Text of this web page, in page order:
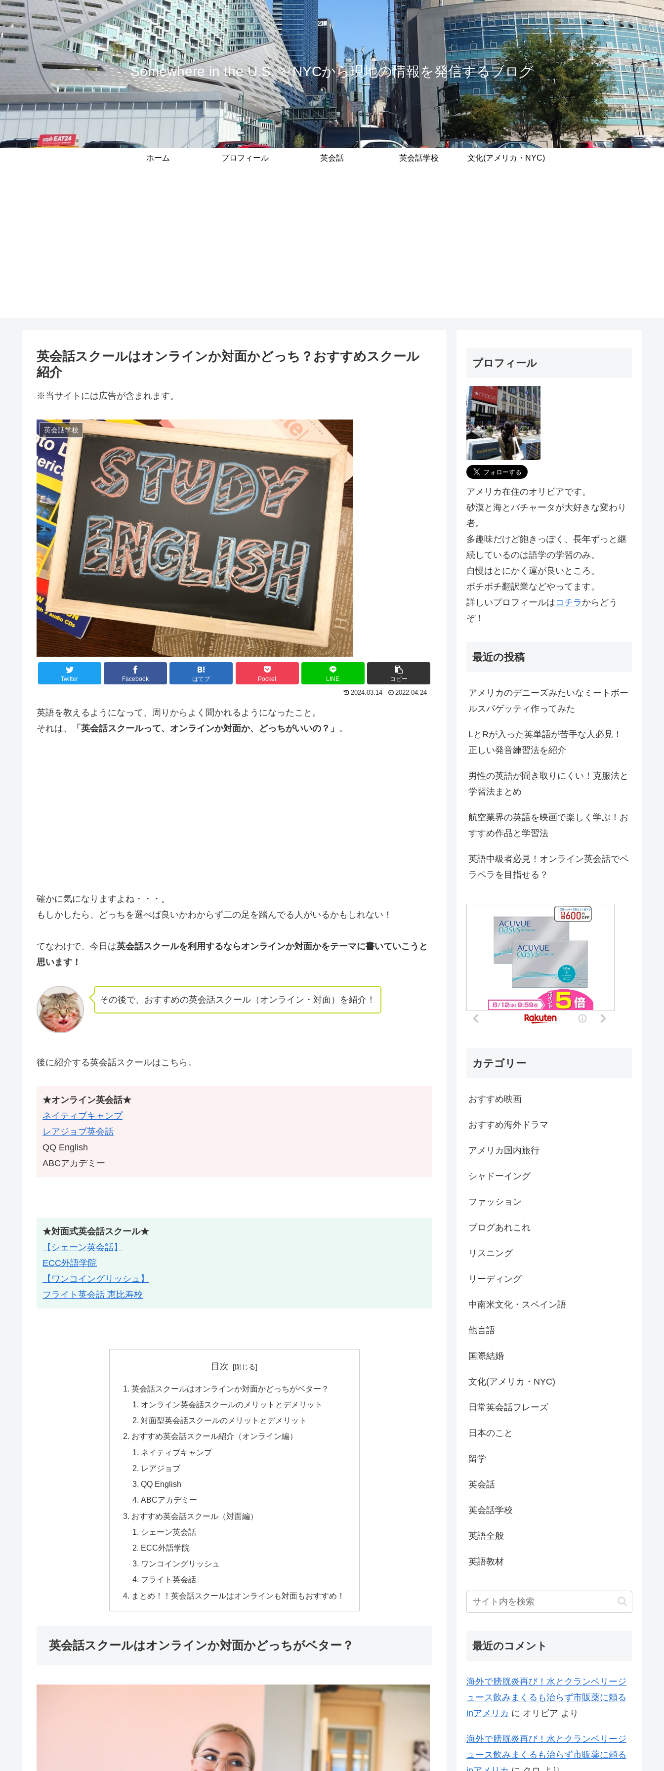
Somewhere in the U.S. ～NYCから現地の情報を発信するブログ
ホーム プロフィール 英会話 英会話学校 文化(アメリカ・NYC)
英会話スクールはオンラインか対面かどっち？おすすめスクール
紹介
※当サイトには広告が含まれます。
英会話学校
Twitter Facebook はてブ Pocket LINE コピー
2024.03.14 2022.04.24
英語を教えるようになって、周りからよく聞かれるようになったこと。
それは、
「英会話スクールって、オンラインか対面か、どっちがいいの？」 。
確かに気になりますよね・・・。
もしかしたら、どっちを選べば良いかわからず二の足を踏んでる人がいるかもしれない！
てなわけで、今日は英会話スクールを利用するならオンラインか対面かをテーマに書いていこうと
思います！
その後で、おすすめの英会話スクール（オンライン・対面）を紹介！
後に紹介する英会話スクールはこちら↓
★オンライン英会話★
ネイティブキャンプ
レアジョブ英会話
QQ English
ABCアカデミー
★対面式英会話スクール★
【シェーン英会話】
ECC外語学院
【ワンコイングリッシュ】
フライト英会話 恵比寿校
目次
英会話スクールはオンラインか対面かどっちがベター？
オンライン英会話スクールのメリットとデメリット
対面型英会話スクールのメリットとデメリット
おすすめ英会話スクール紹介（オンライン編）
ネイティブキャンプ
レアジョブ
QQ English
ABCアカデミー
おすすめ英会話スクール（対面編）
シェーン英会話
ECC外語学院
ワンコイングリッシュ
フライト英会話
まとめ！！英会話スクールはオンラインも対面もおすすめ！
英会話スクールはオンラインか対面かどっちがベター？
プロフィール
アメリカ在住のオリビアです。
砂漠と海とバチャータが大好きな変わり
者。
多趣味だけど飽きっぽく、長年ずっと継
続しているのは語学の学習のみ。
自慢はとにかく運が良いところ。
ボチボチ翻訳業などやってます。
詳しいプロフィールはコチラ からどう
ぞ！
最近の投稿
アメリカのデニーズみたいなミートボー
ルスパゲッティ作ってみた
LとRが入った英単語が苦手な人必見！
正しい発音練習法を紹介
男性の英語が聞き取りにくい！克服法と
学習法まとめ
航空業界の英語を映画で楽しく学ぶ！お
すすめ作品と学習法
英語中級者必見！オンライン英会話でペ
ラペラを目指せる？
カテゴリー
おすすめ映画
おすすめ海外ドラマ
アメリカ国内旅行
シャドーイング
ファッション
ブログあれこれ
リスニング
リーディング
中南米文化・スペイン語
他言語
国際結婚
文化(アメリカ・NYC)
日常英会話フレーズ
日本のこと
留学
英会話
英会話学校
英語全般
英語教材
最近のコメント
海外で膀胱炎再び！水とクランベリージ
ュース飲みまくるも治らず市販薬に頼る
inアメリカ に オリビア より
海外で膀胱炎再び！水とクランベリージ
ュース飲みまくるも治らず市販薬に頼る